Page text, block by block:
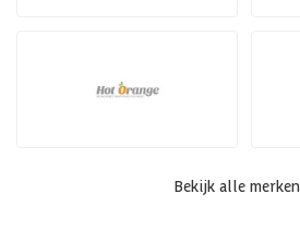
Bekijk alle merken